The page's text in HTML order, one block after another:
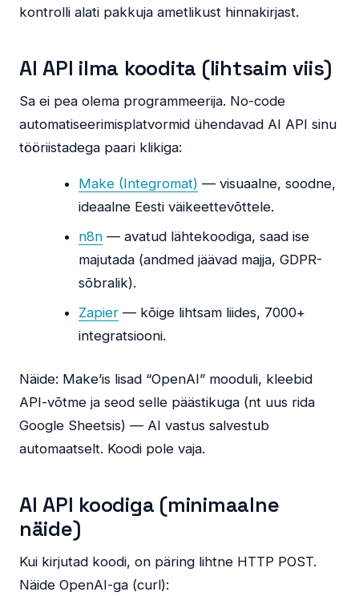
kontrolli alati pakkuja ametlikust hinnakirjast.
AI API ilma koodita (lihtsaim viis)
Sa ei pea olema programmeerija. No-code
automatiseerimisplatvormid ühendavad AI API sinu
tööriistadega paari klikiga:
Make (Integromat) — visuaalne, soodne,
ideaalne Eesti väikeettevõttele.
n8n — avatud lähtekoodiga, saad ise
majutada (andmed jäävad majja, GDPR-
sõbralik).
Zapier — kõige lihtsam liides, 7000+
integratsiooni.
Näide: Make’is lisad “OpenAI” mooduli, kleebid
API-võtme ja seod selle päästikuga (nt uus rida
Google Sheetsis) — AI vastus salvestub
automaatselt. Koodi pole vaja.
AI API koodiga (minimaalne
näide)
Kui kirjutad koodi, on päring lihtne HTTP POST.
Näide OpenAI-ga (curl):